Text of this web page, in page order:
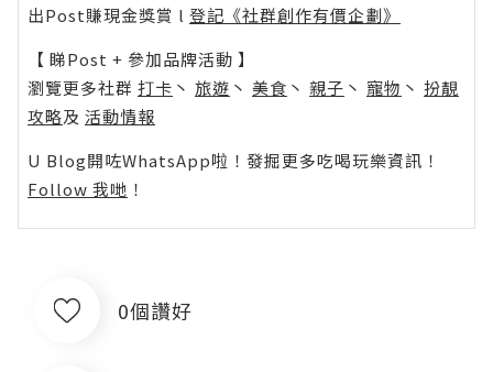
出Post賺現金獎賞 l 登記《社群創作有價企劃》
【 睇Post + 參加品牌活動 】
瀏覽更多社群 打卡 丶 旅遊 丶 美食 丶 親子 丶 寵物 丶 扮靚
攻略及 活動情報
U Blog開咗WhatsApp啦！發掘更多吃喝玩樂資訊！
Follow 我哋 ！
0個讚好